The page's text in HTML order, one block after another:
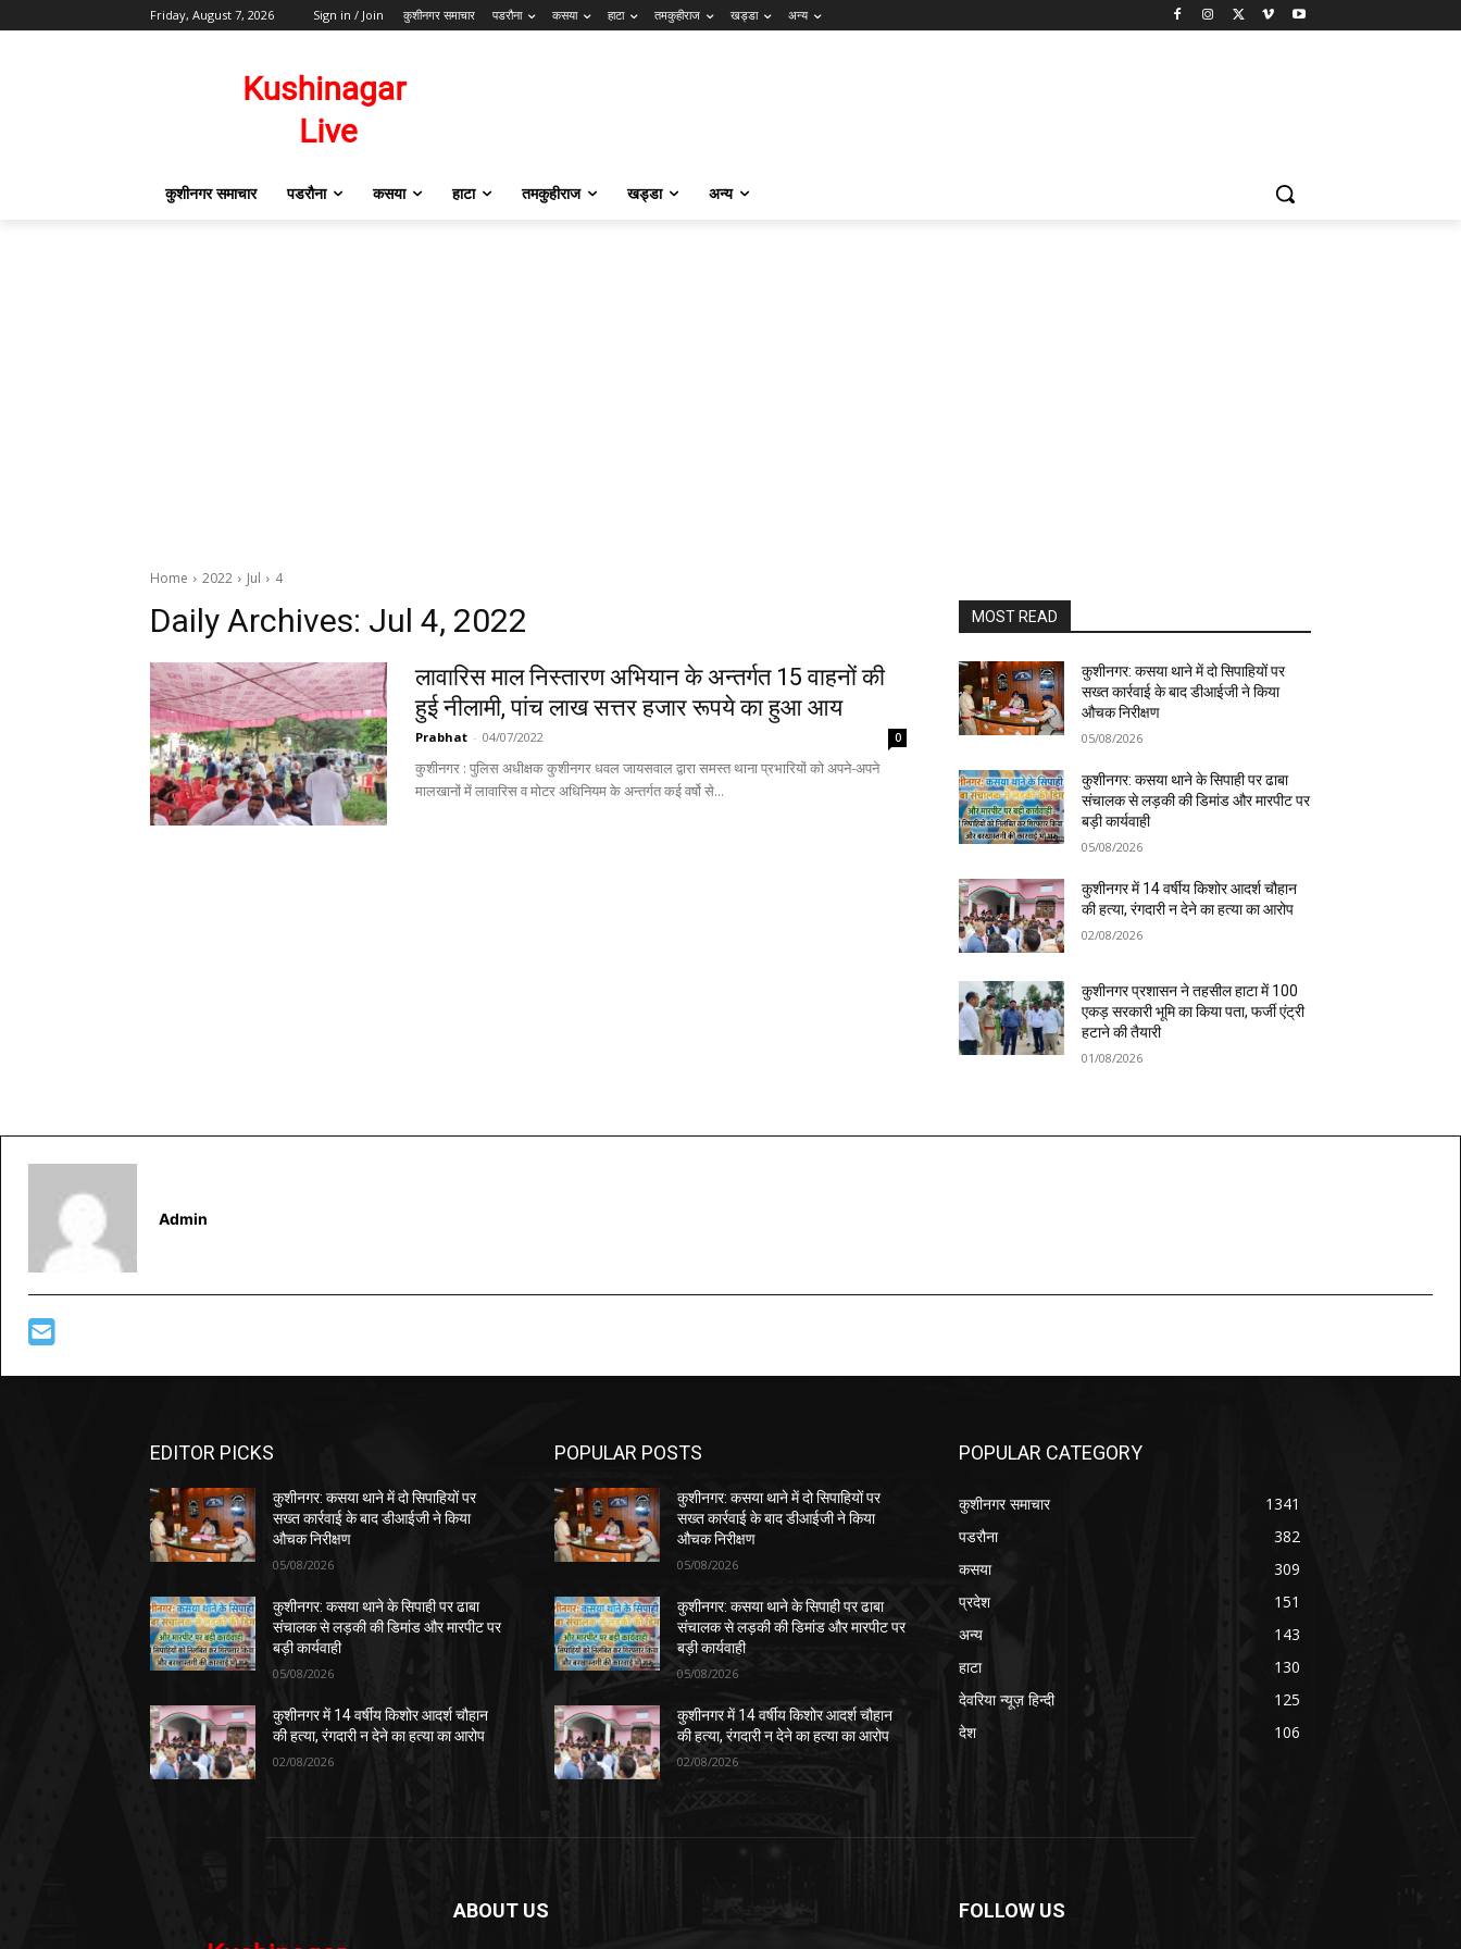
Friday, August 7, 2026 Sign in / Join कुशीनगर समाचार पडरौना कसया हाटा तमकुहीराज खड्डा अन्य
कुशीनगर समाचार पडरौना कसया हाटा तमकुहीराज खड्डा अन्य
Home 2022 Jul 4
Daily Archives: Jul 4, 2022
लावारिस माल निस्तारण अभियान के अन्तर्गत 15 वाहनों की
हुई नीलामी, पांच लाख सत्तर हजार रूपये का हुआ आय
Prabhat - 04/07/2022 0
कुशीनगर : पुलिस अधीक्षक कुशीनगर धवल जायसवाल द्वारा समस्त थाना प्रभारियों को अपने-अपने
मालखानों में लावारिस व मोटर अधिनियम के अन्तर्गत कई वर्षो से...
MOST READ
कुशीनगर: कसया थाने में दो सिपाहियों पर
सख्त कार्रवाई के बाद डीआईजी ने किया
औचक निरीक्षण
05/08/2026
कुशीनगर: कसया थाने के सिपाही पर ढाबा
संचालक से लड़की की डिमांड और मारपीट पर
बड़ी कार्यवाही
05/08/2026
कुशीनगर में 14 वर्षीय किशोर आदर्श चौहान
की हत्या, रंगदारी न देने का हत्या का आरोप
02/08/2026
कुशीनगर प्रशासन ने तहसील हाटा में 100
एकड़ सरकारी भूमि का किया पता, फर्जी एंट्री
हटाने की तैयारी
01/08/2026
Admin
EDITOR PICKS
कुशीनगर: कसया थाने में दो सिपाहियों पर
सख्त कार्रवाई के बाद डीआईजी ने किया
औचक निरीक्षण
05/08/2026
कुशीनगर: कसया थाने के सिपाही पर ढाबा
संचालक से लड़की की डिमांड और मारपीट पर
बड़ी कार्यवाही
05/08/2026
कुशीनगर में 14 वर्षीय किशोर आदर्श चौहान
की हत्या, रंगदारी न देने का हत्या का आरोप
02/08/2026
POPULAR POSTS
कुशीनगर: कसया थाने में दो सिपाहियों पर
सख्त कार्रवाई के बाद डीआईजी ने किया
औचक निरीक्षण
05/08/2026
कुशीनगर: कसया थाने के सिपाही पर ढाबा
संचालक से लड़की की डिमांड और मारपीट पर
बड़ी कार्यवाही
05/08/2026
कुशीनगर में 14 वर्षीय किशोर आदर्श चौहान
की हत्या, रंगदारी न देने का हत्या का आरोप
02/08/2026
POPULAR CATEGORY
कुशीनगर समाचार
1341
पडरौना
382
कसया
309
प्रदेश
151
अन्य
143
हाटा
130
देवरिया न्यूज़ हिन्दी
125
देश
106
ABOUT US FOLLOW US